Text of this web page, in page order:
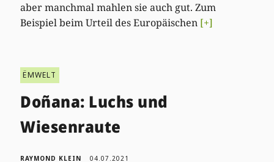
aber manchmal mahlen sie auch gut. Zum
Beispiel beim Urteil des Europäischen [+]
ËMWELT
Doñana: Luchs und
Wiesenraute
RAYMOND KLEIN 04.07.2021